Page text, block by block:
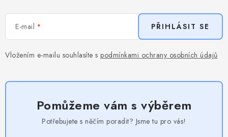
E-mail
Vložením e-mailu souhlasíte s podmínkami ochrany osobních údajů
PŘIHLÁSIT SE
Pomůžeme vám s výběrem
Potřebujete s něčím poradit? Jsme tu pro vás!